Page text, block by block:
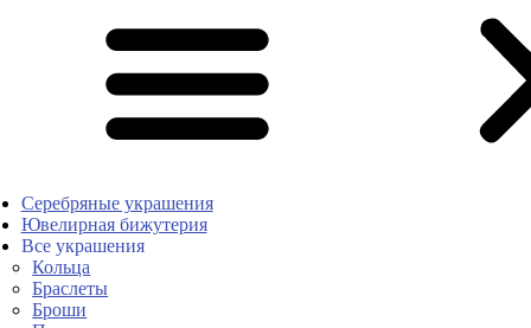
Серебряные украшения
Ювелирная бижутерия
Все украшения
Кольца
Браслеты
Броши